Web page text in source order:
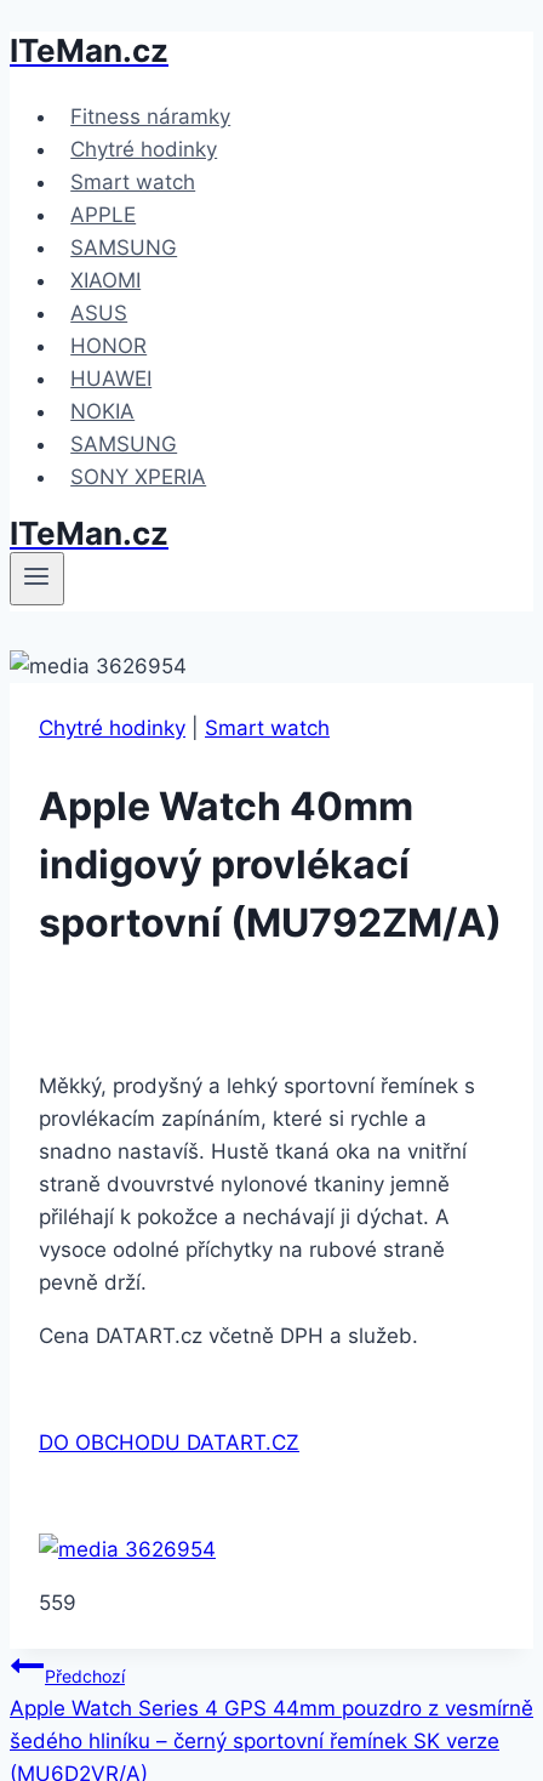
Přeskočit
obsah
ITeMan.cz
Fitness náramky
Chytré hodinky
Smart watch
APPLE
SAMSUNG
XIAOMI
ASUS
HONOR
HUAWEI
NOKIA
SAMSUNG
SONY XPERIA
ITeMan.cz
Chytré hodinky Smart watch
Apple Watch 40mm
indigový provlékací
sportovní (MU792ZM/A)
Měkký, prodyšný a lehký sportovní řemínek s
provlékacím zapínáním, které si rychle a
snadno nastavíš. Hustě tkaná oka na vnitřní
straně dvouvrstvé nylonové tkaniny jemně
přiléhají k pokožce a nechávají ji dýchat. A
vysoce odolné příchytky na rubové straně
pevně drží.
Cena DATART.cz včetně DPH a služeb.
DO OBCHODU DATART.CZ
559
Navigace
pro
Předchozí
Apple Watch Series 4 GPS 44mm pouzdro z vesmírně
šedého hliníku – černý sportovní řemínek SK verze
(MU6D2VR/A)